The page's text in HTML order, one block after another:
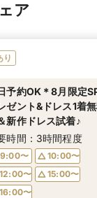
ア
り
予約OK＊8月限定
ゼント&ドレス1着
新作ドレス試着♪
時間：3時間程度
9:00〜
10:00〜
12:00〜
15:00〜
16:00〜